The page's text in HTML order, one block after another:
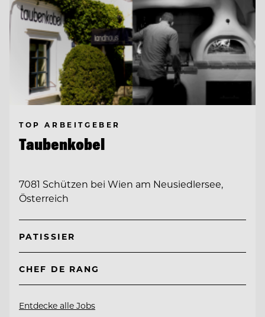
TOP ARBEITGEBER
Taubenkobel
7081 Schützen bei Wien am Neusiedlersee,
Österreich
PATISSIER
CHEF DE RANG
Entdecke alle Jobs